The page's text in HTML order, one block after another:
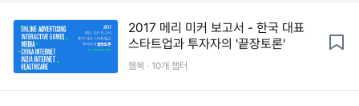
2017 메리 미커 보고서 - 한국 대표
스타트업과 투자자의 '끝장토론'
웹북 · 10개 챕터